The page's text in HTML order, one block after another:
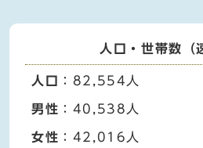
人口・世帯数（
人口 ：82,554人
男性 ：40,538人
女性 ：42,016人